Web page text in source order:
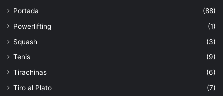
Portada
(88)
Powerlifting
(1)
Squash
(3)
Tenis
(9)
Tirachinas
(6)
Tiro al Plato
(7)